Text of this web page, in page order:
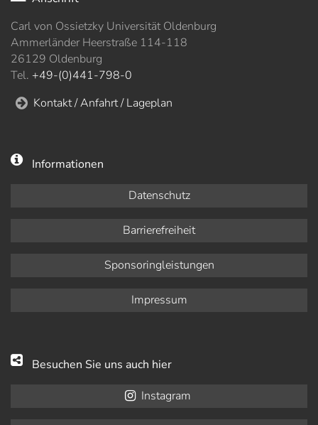
Carl von Ossietzky Universität Oldenburg
Ammerländer Heerstraße 114-118
26129 Oldenburg
Tel. +49-(0)441-798-0
Kontakt / Anfahrt / Lageplan
Informationen
Datenschutz
Barrierefreiheit
Sponsoringleistungen
Impressum
Besuchen Sie uns auch hier
Instagram